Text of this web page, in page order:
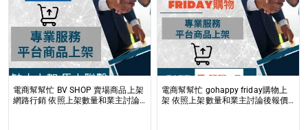
電商幫幫忙 BV SHOP 賣場商品上架
網路行銷 依照上架數量和業主討論
電商幫幫忙 gohappy friday購物上
架 依照上架數量和業主討論後報價